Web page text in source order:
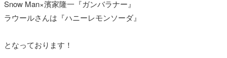
Snow Man×濱家隆一『ガンバラナー』
ラウールさんは『ハニーレモンソーダ』
となっております！